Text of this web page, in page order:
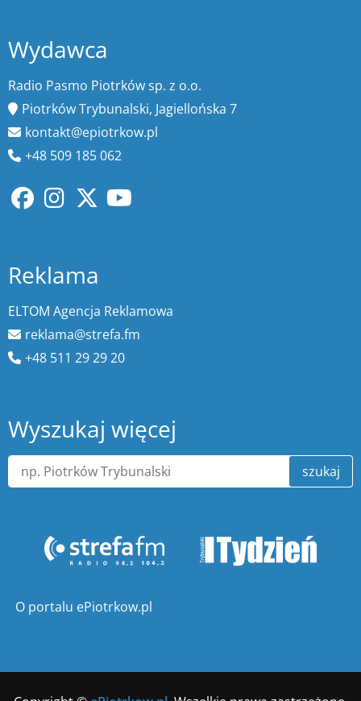
Wydawca
Radio Pasmo Piotrków sp. z o.o.
Piotrków Trybunalski, Jagiellońska 7
kontakt@epiotrkow.pl
+48 509 185 062
Reklama
ELTOM Agencja Reklamowa
reklama@strefa.fm
+48 511 29 29 20
Wyszukaj więcej
szukaj
O portalu ePiotrkow.pl